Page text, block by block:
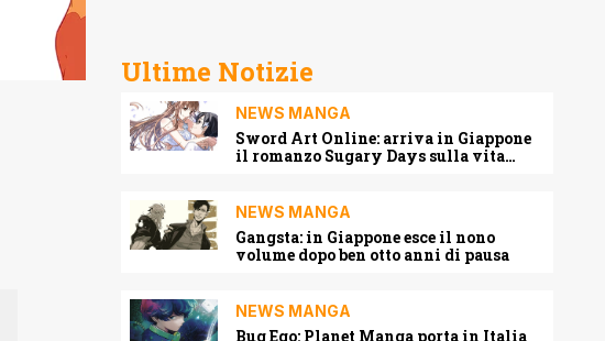
Ultime Notizie
NEWS MANGA
Sword Art Online: arriva in Giappone
il romanzo Sugary Days sulla vita
NEWS MANGA
Gangsta: in Giappone esce il nono
volume dopo ben otto anni di pausa
NEWS MANGA
Bug Ego: Planet Manga porta in Italia